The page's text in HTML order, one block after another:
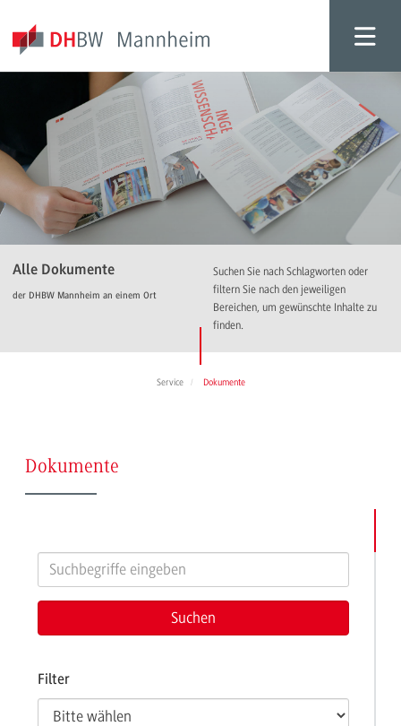
Alle Dokumente
der DHBW Mannheim an einem Ort
Suchen Sie nach Schlagworten oder
filtern Sie nach den jeweiligen
Bereichen, um gewünschte Inhalte zu
finden.
Service Dokumente
Dokumente
Filter